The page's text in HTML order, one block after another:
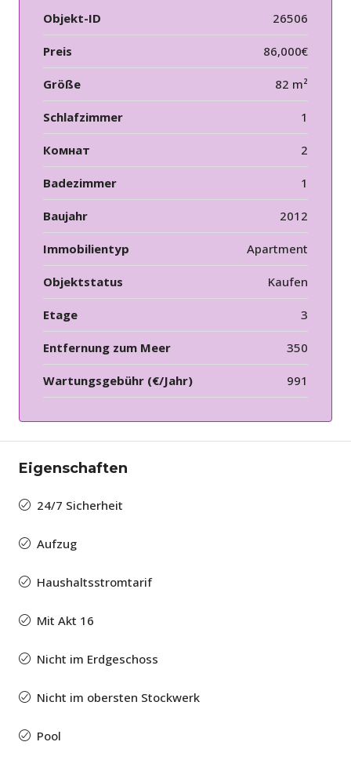
Objekt-ID 26506
Preis 86,000€
Größe 82 m²
Schlafzimmer 1
Комнат 2
Badezimmer 1
Baujahr 2012
Immobilientyp Apartment
Objektstatus Kaufen
Etage 3
Entfernung zum Meer 350
Wartungsgebühr (€/Jahr) 991
Eigenschaften
24/7 Sicherheit
Aufzug
Haushaltsstromtarif
Mit Akt 16
Nicht im Erdgeschoss
Nicht im obersten Stockwerk
Pool